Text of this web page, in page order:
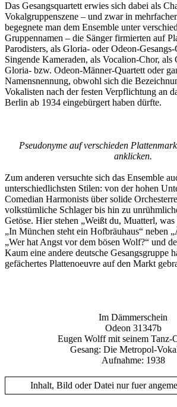
Das Gesangsquartett erwies sich dabei als
Vokalgruppenszene – und zwar in
begegnete man dem Ensemble unter
Gruppennamen – die Sänger firmierten auf
Parodisters, als Gloria- oder Odeon-
Singende Kameraden, als Vocalion-Chor, als
Gloria- bzw. Odeon-Männer-Quartett oder
Namensnennung, obwohl sich die
Vokalisten nach der festen Verpflichtung an
Berlin ab 1934 eingebürgert haben dürfte.
Pseudonyme auf verschieden
anklicken.
Zum anderen versuchte sich das Ensemble
unterschiedlichsten Stilen: von der hohen
Comedian Harmonists über solide
volkstümliche Schlager bis hin zu
Getöse. Hier stehen „Weißt du, Muatterl, was
„In München steht ein Hofbräuhaus“ neben
„Wer hat Angst vor dem bösen Wolf?“ und
Kaum eine andere deutsche Gesangsgruppe
gefächertes Plattenoeuvre auf den Markt
Im Dämmerschein
Odeon 31347b
Eugen Wolff mit seinem Tanz-
Gesang: Die Metropol-
Aufnahme: 1938
Inhalt, Bild oder Datei nur fuer